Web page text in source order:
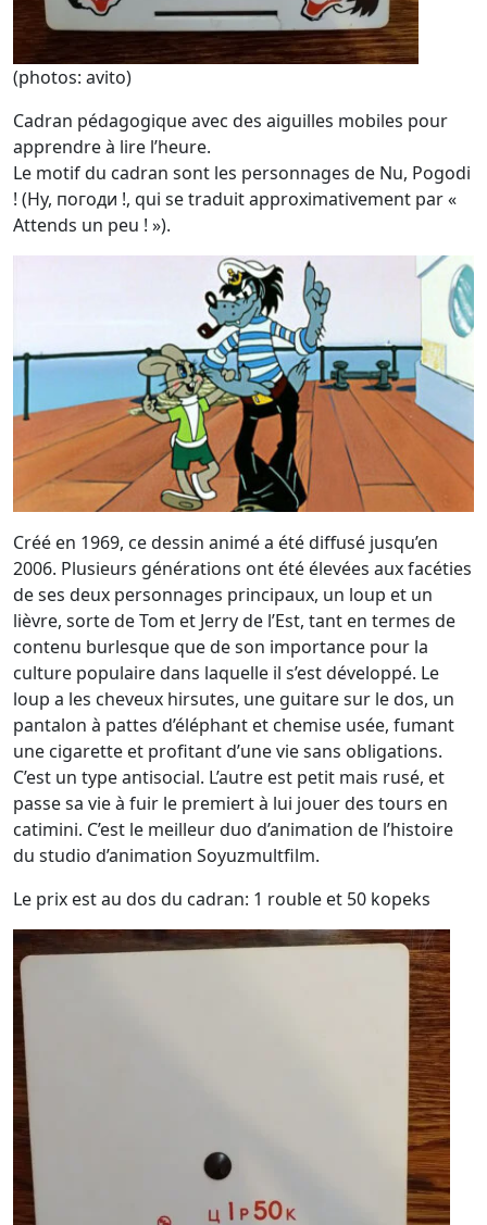
(photos: avito)
Cadran pédagogique avec des aiguilles mobiles pour
apprendre à lire l’heure.
Le motif du cadran sont les personnages de Nu, Pogodi
! (Ну, погоди !, qui se traduit approximativement par «
Attends un peu ! »).
Créé en 1969, ce dessin animé a été diffusé jusqu’en
2006. Plusieurs générations ont été élevées aux facéties
de ses deux personnages principaux, un loup et un
lièvre, sorte de Tom et Jerry de l’Est, tant en termes de
contenu burlesque que de son importance pour la
culture populaire dans laquelle il s’est développé. Le
loup a les cheveux hirsutes, une guitare sur le dos, un
pantalon à pattes d’éléphant et chemise usée, fumant
une cigarette et profitant d’une vie sans obligations.
C’est un type antisocial. L’autre est petit mais rusé, et
passe sa vie à fuir le premiert à lui jouer des tours en
catimini. C’est le meilleur duo d’animation de l’histoire
du studio d’animation Soyuzmultfilm.
Le prix est au dos du cadran: 1 rouble et 50 kopeks